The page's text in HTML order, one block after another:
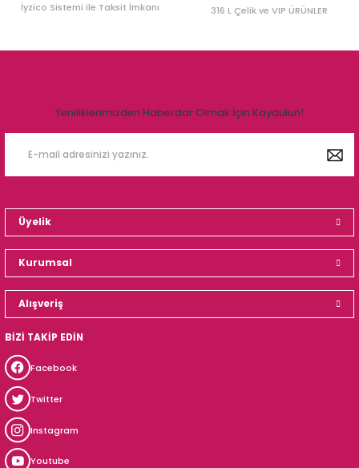
İyzico Sistemi ile Taksit İmkanı
316 L Çelik ve VIP ÜRÜNLER
Yeniliklerimizden Haberdar Olmak İçin Kaydulun!
Üyelik
Kurumsal
Alışveriş
BİZİ TAKİP EDİN
Facebook
Twitter
Instagram
Youtube